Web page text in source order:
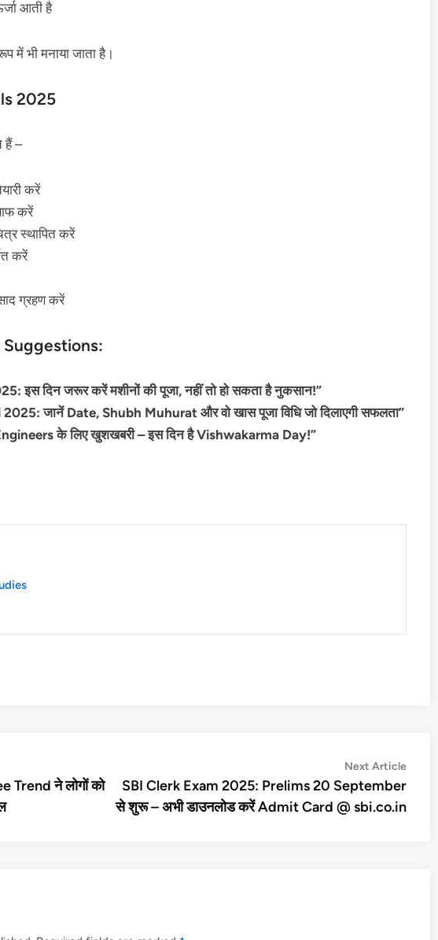
आती है
में भी मनाया जाता है।
2025
हैं –
करें
करें
स्थापित करें
करें
ग्रहण करें
इस दिन जरूर करें मशीनों की पूजा, नहीं तो हो सकता है नुकसान!”
जानें Date, Shubh Muhurat और वो खास पूजा विधि जो दिलाएगी सफलता”
के लिए खुशखबरी – इस दिन है Vishwakarma Day!”
Trend ने लोगों को
Next ArticleNext
article:
SBI Clerk Exam 2025: Prelims 20 September
से शुरू – अभी डाउनलोड करें Admit Card @ sbi.co.in